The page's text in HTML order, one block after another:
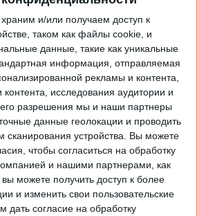
храним и/или получаем доступ к
таком как файлы cookie, и
данные, такие как уникальные
информация, отправляемая
рекламы и контента,
исследования аудитории и
разрешения мы и наши партнеры
данные геолокации и проводить
сканирования устройства. Вы можете
чтобы согласиться на обработку
и нашими партнерами, как
можете получить доступ к более
и изменить свои пользовательские
дать согласие на обработку
трансляции матчей в прямом
Уругвай